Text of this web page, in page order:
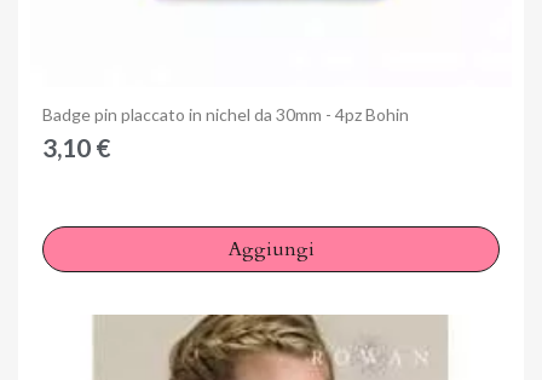
Anteprima
Badge pin placcato in nichel da 30mm - 4pz Bohin
3,10 €
Aggiungi